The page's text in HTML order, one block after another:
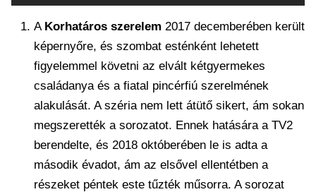
A Korhatáros szerelem 2017 decemberében került
képernyőre, és szombat esténként lehetett
figyelemmel követni az elvált kétgyermekes
családanya és a fiatal pincérfiú szerelmének
alakulását. A széria nem lett átütő sikert, ám sokan
megszerették a sorozatot. Ennek hatására a TV2
berendelte, és 2018 októberében le is adta a
második évadot, ám az elsővel ellentétben a
részeket péntek este tűzték műsorra. A sorozat